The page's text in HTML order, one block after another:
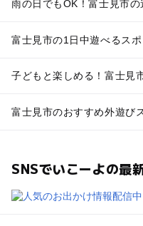
雨の日でもOK！富士見市の
富士見市の1日中遊べるスポ
子どもと楽しめる！富士見
富士見市のおすすめ外遊び
SNSでいこーよの最